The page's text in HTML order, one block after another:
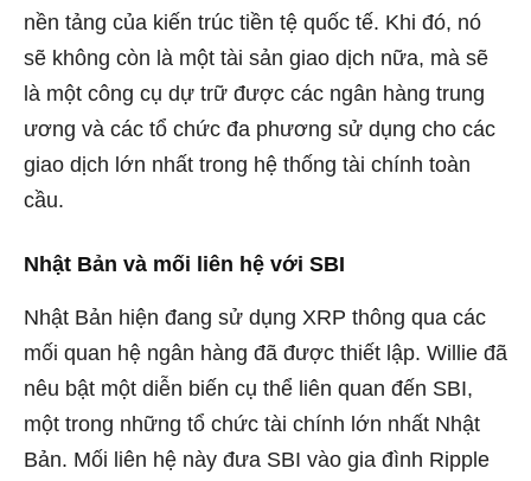
nền tảng của kiến ​​trúc tiền tệ quốc tế. Khi đó, nó
sẽ không còn là một tài sản giao dịch nữa, mà sẽ
là một công cụ dự trữ được các ngân hàng trung
ương và các tổ chức đa phương sử dụng cho các
giao dịch lớn nhất trong hệ thống tài chính toàn
cầu.
Nhật Bản và mối liên hệ với SBI
Nhật Bản hiện đang sử dụng XRP thông qua các
mối quan hệ ngân hàng đã được thiết lập. Willie đã
nêu bật một diễn biến cụ thể liên quan đến SBI,
một trong những tổ chức tài chính lớn nhất Nhật
Bản. Mối liên hệ này đưa SBI vào gia đình Ripple